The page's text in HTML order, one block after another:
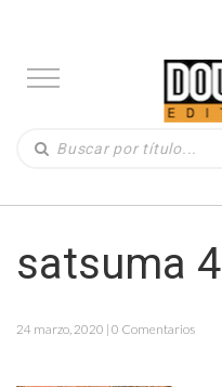
satsuma 4
24 marzo, 2020 | 0 Comentarios